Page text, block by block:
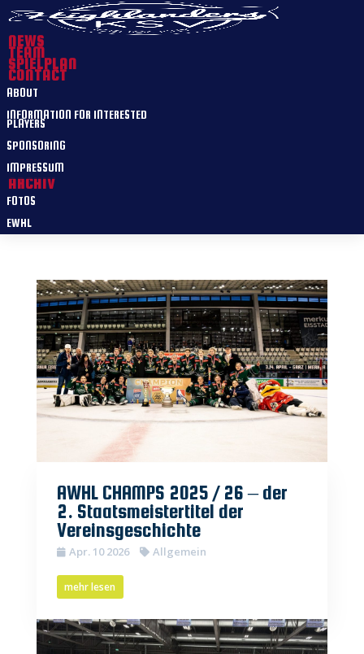
NEWS
TEAM
SPIELPLAN
CONTACT
ABOUT
INFORMATION FOR INTERESTED
PLAYERS
SPONSORING
IMPRESSUM
ARCHIV
FOTOS
EWHL
AWHL CHAMPS 2025 / 26 – der
2. Staatsmeistertitel der
Vereinsgeschichte
Apr. 10 2026 Allgemein
mehr lesen